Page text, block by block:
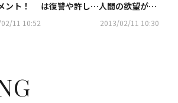
ント！
11 10:52
は復讐や許し…人間の欲望が描
2013/02/11 10:30